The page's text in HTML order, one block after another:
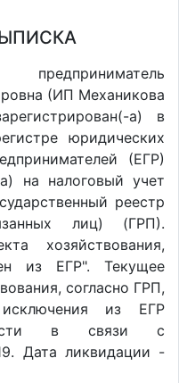
(ИП Механикова
а) в
юридических
(ЕГР)
на налоговый учет
реестр
лиц) (ГРП).
хозяйствования,
из ЕГР". Текущее
согласно ГРП,
из ЕГР
в связи с
Дата ликвидации -